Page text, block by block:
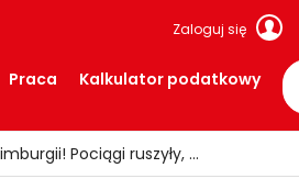
Zaloguj się
Praca Kalkulator podatkowy
Ogień znów uderzył w Limburgii! Pociągi ruszyły, ale teren nadal zamknięty